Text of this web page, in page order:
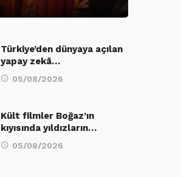
Türkiye’den dünyaya açılan
yapay zekâ…
05/08/2026
Kült filmler Boğaz’ın
kıyısında yıldızların…
05/08/2026